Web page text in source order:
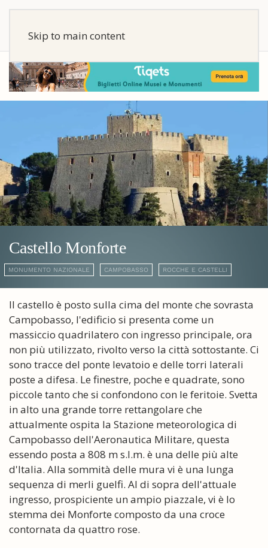
Skip to main content
Castello Monforte
MONUMENTO NAZIONALE CAMPOBASSO ROCCHE E CASTELLI
Il castello è posto sulla cima del monte che sovrasta
Campobasso, l'edificio si presenta come un
massiccio quadrilatero con ingresso principale, ora
non più utilizzato, rivolto verso la città sottostante. Ci
sono tracce del ponte levatoio e delle torri laterali
poste a difesa. Le finestre, poche e quadrate, sono
piccole tanto che si confondono con le feritoie. Svetta
in alto una grande torre rettangolare che
attualmente ospita la Stazione meteorologica di
Campobasso dell'Aeronautica Militare, questa
essendo posta a 808 m s.l.m. è una delle più alte
d'Italia. Alla sommità delle mura vi è una lunga
sequenza di merli guelfi. Al di sopra dell'attuale
ingresso, prospiciente un ampio piazzale, vi è lo
stemma dei Monforte composto da una croce
contornata da quattro rose.